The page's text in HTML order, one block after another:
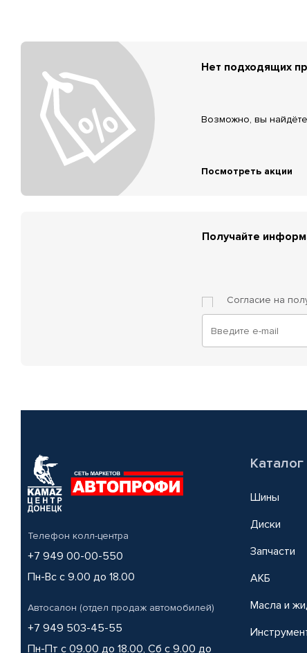
Нет подходящих
Возможно, вы
Посмотреть акции
Получайте
Согласие на
Телефон колл-центра
+7 949 00-00-550
Пн-Вс с 9.00 до 18.00
Автосалон (отдел продаж автомобилей)
+7 949 503-45-55
Пн-Пт с 09.00 до 18.00, Сб с 9.00 до
Каталог
Шины
Диски
Запчасти
АКБ
Масла и